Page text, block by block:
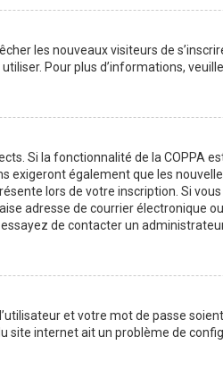
les nouveaux visiteurs de
Pour plus d’informations,
Si la fonctionnalité de la COPPA
exigeront également que les
lors de votre inscription. Si
adresse de courrier électronique
de contacter un
et votre mot de passe
internet ait un problème de